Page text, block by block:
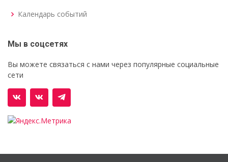
Календарь событий
Мы в соцсетях
Вы можете связаться с нами через популярные социальные
сети